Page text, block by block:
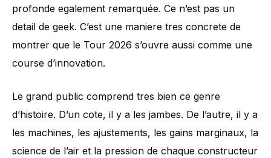
profonde egalement remarquée. Ce n’est pas un
detail de geek. C’est une maniere tres concrete de
montrer que le Tour 2026 s’ouvre aussi comme une
course d’innovation.
Le grand public comprend tres bien ce genre
d’histoire. D’un cote, il y a les jambes. De l’autre, il y a
les machines, les ajustements, les gains marginaux, la
science de l’air et la pression de chaque constructeur